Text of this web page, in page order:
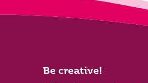
Be creative!